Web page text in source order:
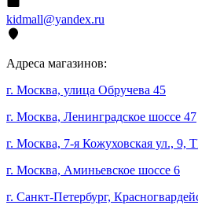
kidmall@yandex.ru
Адреса магазинов:
г. Москва, улица Обручева 45
г. Москва, Ленинградское шоссе 47
г. Москва, 7-я Кожуховская ул., 9,
г. Москва, Аминьевское шоссе 6
г. Санкт-Петербург,